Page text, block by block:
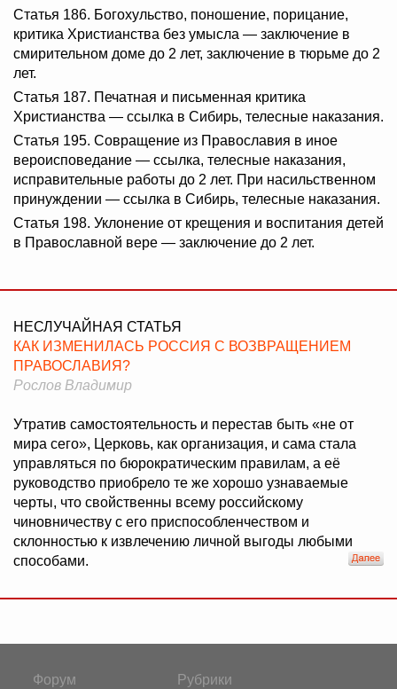
Статья 186. Богохульство, поношение, порицание,
критика Христианства без умысла — заключение в
смирительном доме до 2 лет, заключение в тюрьме до 2
лет.
Статья 187. Печатная и письменная критика
Христианства — ссылка в Сибирь, телесные наказания.
Статья 195. Совращение из Православия в иное
вероисповедание — ссылка, телесные наказания,
исправительные работы до 2 лет. При насильственном
принуждении — ссылка в Сибирь, телесные наказания.
Статья 198. Уклонение от крещения и воспитания детей
в Православной вере — заключение до 2 лет.
НЕСЛУЧАЙНАЯ СТАТЬЯ
КАК ИЗМЕНИЛАСЬ РОССИЯ С ВОЗВРАЩЕНИЕМ
ПРАВОСЛАВИЯ?
Рослов Владимир
Утратив самостоятельность и перестав быть «не от
мира сего», Церковь, как организация, и сама стала
управляться по бюрократическим правилам, а её
руководство приобрело те же хорошо узнаваемые
черты, что свойственны всему российскому
чиновничеству с его приспособленчеством и
склонностью к извлечению личной выгоды любыми
способами.
Форум
Рубрики